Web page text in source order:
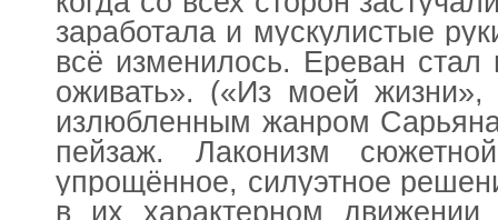
заработала и мускулистые
всё изменилось. Ереван стал
оживать». («Из моей
излюбленным жанром Сарьяна
пейзаж. Лаконизм
упрощённое, силуэтное
в их характерном движении